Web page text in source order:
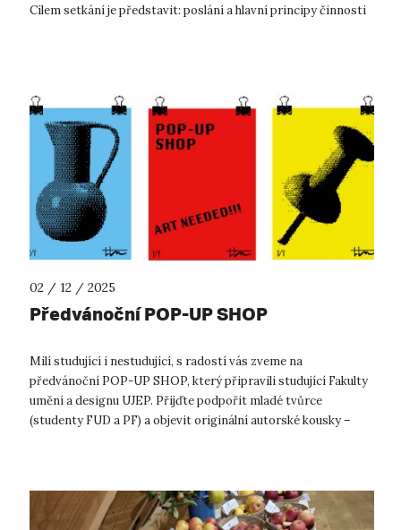
Cílem setkání je představit: poslání a hlavní principy činnosti
02 / 12 / 2025
Předvánoční POP-UP SHOP
Milí studující i nestudující, s radostí vás zveme na
předvánoční POP-UP SHOP, který připravili studující Fakulty
umění a designu UJEP. Přijďte podpořit mladé tvůrce
(studenty FUD a PF) a objevit originální autorské kousky –